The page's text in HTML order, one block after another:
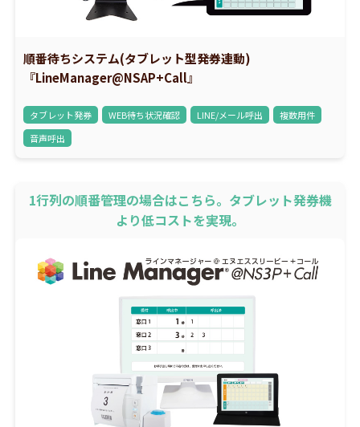
順番待ちシステム(タブレット型発券連動)
『LineManager@NSAP+Call』
タブレット発券 WEB待ち状況確認 LINE/メール呼出
複数用件
音声呼出
1行列の順番管理の場合はこちら。タブレット発券機
より低コストを実現。